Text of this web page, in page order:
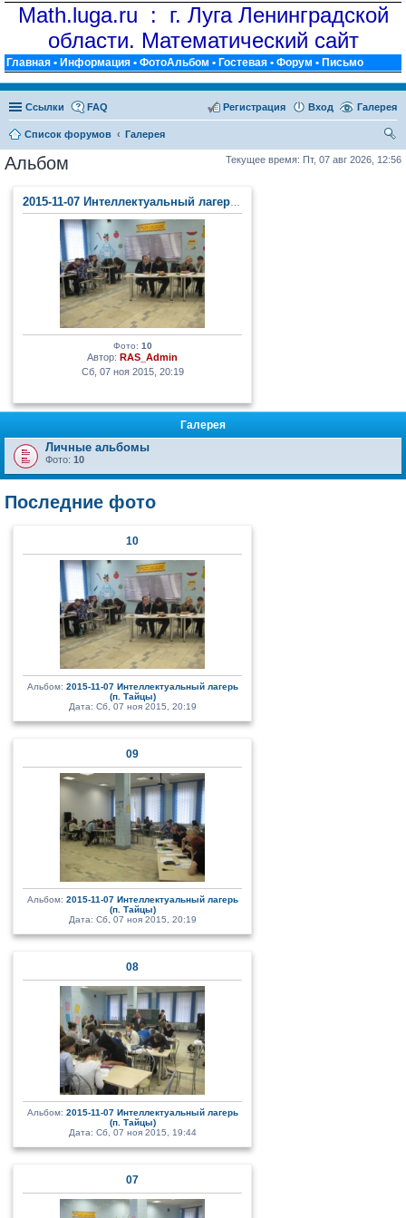
Math.luga.ru : г. Луга Ленинградской
области. Математический сайт
Главная • Информация • ФотоАльбом • Гостевая • Форум • Письмо
Ссылки Галерея
FAQ Вход
Регистрация
Список форумов
Галерея
ои
Текущее время: Пт, 07 авг 2026, 12:56
Альбом
2015-11-07 Интеллектуальный лагерь (п. Тайцы)
Фото: 10
Автор: RAS_Admin
Сб, 07 ноя 2015, 20:19
Галерея
Личные альбомы
Фото: 10
Последние фото
10
Альбом: 2015-11-07 Интеллектуальный лагерь
(п. Тайцы)
Дата: Сб, 07 ноя 2015, 20:19
09
Альбом: 2015-11-07 Интеллектуальный лагерь
(п. Тайцы)
Дата: Сб, 07 ноя 2015, 20:19
08
Альбом: 2015-11-07 Интеллектуальный лагерь
(п. Тайцы)
Дата: Сб, 07 ноя 2015, 19:44
07